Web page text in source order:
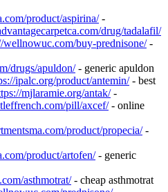
product/aspirina/-
drug/tadalafil/
wellnowuc.com/buy-prednisone/-
drugs/apuldon/- generic apuldon
ipalc.org/product/antemin/- best
mjlaramie.org/antak/-
pill/axcef/- online
product/propecia/-
product/artofen/- generic
asthmotrat/- cheap asthmotrat